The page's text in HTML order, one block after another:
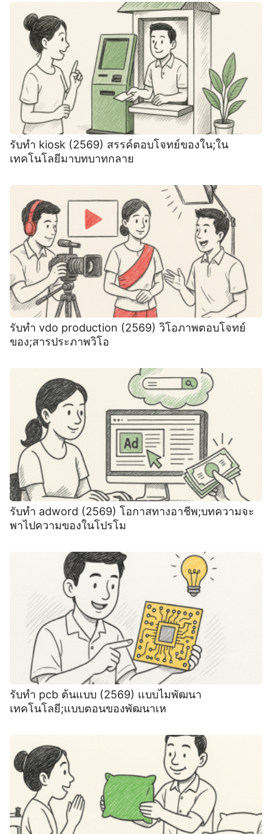
รับทำ kiosk (2569) สรรค์ตอบโจทย์ของใน;ใน
เทคโนโลยีมาบทบาทกลาย
รับทำ vdo production (2569) วิโอภาพตอบโจทย์
ของ;สารประภาพวิโอ
รับทำ adword (2569) โอกาสทางอาชีพ;บทความจะ
พาไปความของในโปรโม
รับทำ pcb ต้นแบบ (2569) แบบไมพัฒนา
เทคโนโลยี;แบบตอนของพัฒนาเห